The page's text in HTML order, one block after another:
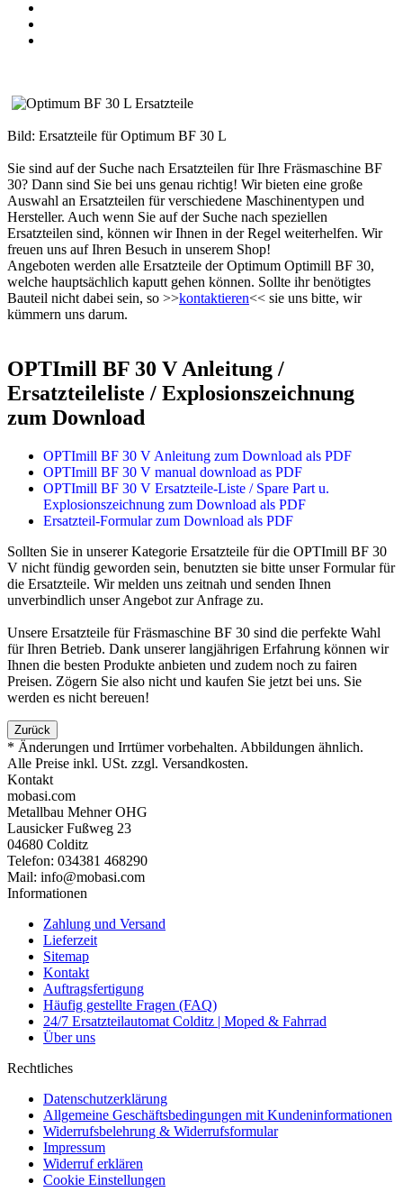
Bild: Ersatzteile für Optimum BF 30 L
Sie sind auf der Suche nach Ersatzteilen für Ihre Fräsmaschine BF
30? Dann sind Sie bei uns genau richtig! Wir bieten eine große
Auswahl an Ersatzteilen für verschiedene Maschinentypen und
Hersteller. Auch wenn Sie auf der Suche nach speziellen
Ersatzteilen sind, können wir Ihnen in der Regel weiterhelfen. Wir
freuen uns auf Ihren Besuch in unserem Shop!
Angeboten werden alle Ersatzteile der Optimum Optimill BF 30,
welche hauptsächlich kaputt gehen können. Sollte ihr benötigtes
Bauteil nicht dabei sein, so >>kontaktieren<< sie uns bitte, wir
kümmern uns darum.
OPTImill BF 30 V Anleitung /
Ersatzteileliste / Explosionszeichnung
zum Download
OPTImill BF 30 V Anleitung zum Download als PDF
OPTImill BF 30 V manual download as PDF
OPTImill BF 30 V Ersatzteile-Liste / Spare Part u.
Explosionszeichnung zum Download als PDF
Ersatzteil-Formular zum Download als PDF
Sollten Sie in unserer Kategorie Ersatzteile für die OPTImill BF 30
V nicht fündig geworden sein, benutzten sie bitte unser Formular für
die Ersatzteile. Wir melden uns zeitnah und senden Ihnen
unverbindlich unser Angebot zur Anfrage zu.
Unsere Ersatzteile für Fräsmaschine BF 30 sind die perfekte Wahl
für Ihren Betrieb. Dank unserer langjährigen Erfahrung können wir
Ihnen die besten Produkte anbieten und zudem noch zu fairen
Preisen. Zögern Sie also nicht und kaufen Sie jetzt bei uns. Sie
werden es nicht bereuen!
Zurück
* Änderungen und Irrtümer vorbehalten. Abbildungen ähnlich.
Alle Preise inkl. USt. zzgl. Versandkosten.
Kontakt
mobasi.com
Metallbau Mehner OHG
Lausicker Fußweg 23
04680 Colditz
Telefon: 034381 468290
Mail: info@mobasi.com
Informationen
Zahlung und Versand
Lieferzeit
Sitemap
Kontakt
Auftragsfertigung
Häufig gestellte Fragen (FAQ)
24/7 Ersatzteilautomat Colditz | Moped & Fahrrad
Über uns
Rechtliches
Datenschutzerklärung
Allgemeine Geschäftsbedingungen mit Kundeninformationen
Widerrufsbelehrung & Widerrufsformular
Impressum
Widerruf erklären
Cookie Einstellungen